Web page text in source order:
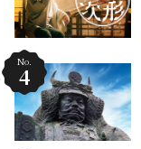
No.